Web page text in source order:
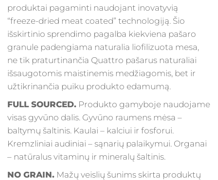
produktai pagaminti naudojant inovatyvią
“freeze-dried meat coated” technologiją. Šio
išskirtinio sprendimo pagalba kiekviena pašaro
granule padengiama naturalia liofilizuota mesa,
ne tik praturtinančia Quattro pašarus naturaliai
išsaugotomis maistinemis medžiagomis, bet ir
užtikrinančia puiku produkto edamumą.
FULL SOURCED. Produkto gamyboje naudojame
visas gyvūno dalis. Gyvūno raumens mėsa –
baltymų šaltinis. Kaulai – kalciui ir fosforui.
Kremzliniai audiniai – sąnarių palaikymui. Organai
– natūralus vitaminų ir mineralų šaltinis.
NO GRAIN. Mažų veislių šunims skirta produktų